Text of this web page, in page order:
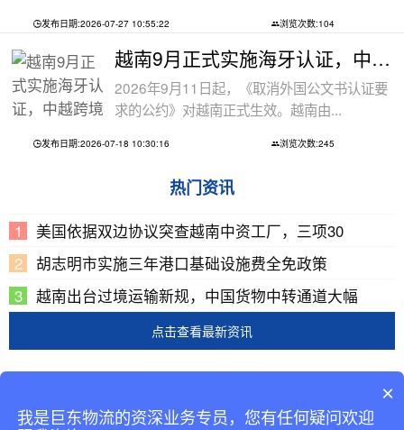
发布日期:2026-07-27 10:55:22 浏览次数:104
越南9月正式实施海牙认证，中越跨境文件
2026年9月11日起，《取消外国公文书认证要
求的公约》对越南正式生效。越南由...
发布日期:2026-07-18 10:30:16 浏览次数:245
热门资讯
美国依据双边协议突查越南中资工厂，三项30
胡志明市实施三年港口基础设施费全免政策
越南出台过境运输新规，中国货物中转通道大幅
点击查看最新资讯
版权所有
×
我是巨东物流的资深业务专员，您有任何疑问欢迎